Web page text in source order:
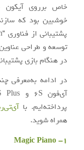
خاص برروی آیکون
خوشبین بود که
توسعه و طراحی
در هنگام بازی
پرداخته‌ایم. با
همراه شوید.
1- Magic Piano